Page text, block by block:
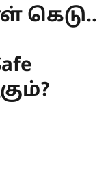
கெடு..